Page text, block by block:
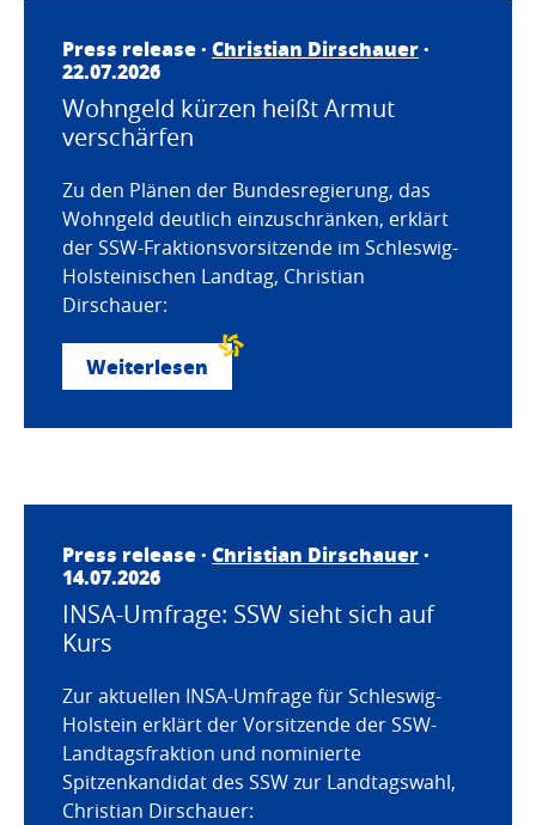
Press release · Christian Dirschauer·
22.07.2026
Wohngeld kürzen heißt Armut
verschärfen
Zu den Plänen der Bundesregierung, das
Wohngeld deutlich einzuschränken, erklärt
der SSW-Fraktionsvorsitzende im Schleswig-
Holsteinischen Landtag, Christian
Dirschauer:
Weiterlesen
Press release · Christian Dirschauer·
14.07.2026
INSA-Umfrage: SSW sieht sich auf
Kurs
Zur aktuellen INSA-Umfrage für Schleswig-
Holstein erklärt der Vorsitzende der SSW-
Landtagsfraktion und nominierte
Spitzenkandidat des SSW zur Landtagswahl,
Christian Dirschauer: